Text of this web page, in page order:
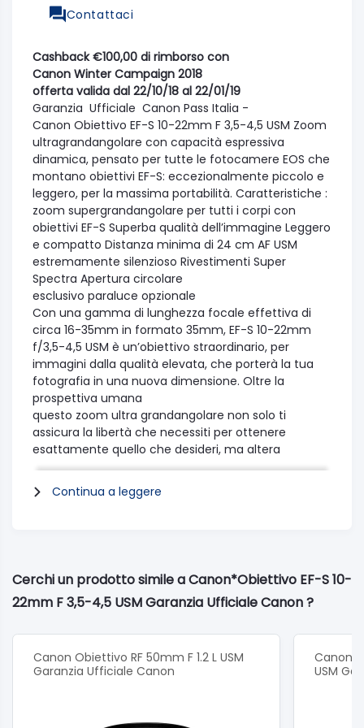
Contattaci
Cashback €100,00 di rimborso con
Canon Winter Campaign 2018
offerta valida dal 22/10/18 al 22/01/19
Garanzia Ufficiale Canon Pass Italia -
Canon Obiettivo EF-S 10-22mm F 3,5-4,5 USM Zoom
ultragrandangolare con capacità espressiva
dinamica, pensato per tutte le fotocamere EOS che
montano obiettivi EF-S: eccezionalmente piccolo e
leggero, per la massima portabilità. Caratteristiche :
zoom supergrandangolare per tutti i corpi con
obiettivi EF-S Superba qualità dell’immagine Leggero
e compatto Distanza minima di 24 cm AF USM
estremamente silenzioso Rivestimenti Super
Spectra Apertura circolare
esclusivo paraluce opzionale
Con una gamma di lunghezza focale effettiva di
circa 16-35mm in formato 35mm, EF-S 10-22mm
f/3,5-4,5 USM è un’obiettivo straordinario, per
immagini dalla qualità elevata, che porterà la tua
fotografia in una nuova dimensione. Oltre la
prospettiva umana
questo zoom ultra grandangolare non solo ti
assicura la libertà che necessiti per ottenere
esattamente quello che desideri, ma altera
drasticamente la prospettiva per un’espressività
veramente dinamica.
L’obiettivo ti permette d’essere vicinissimo ai
senso della presenza o per creare un particolare
effetto di messa a fuoco di ogni elemento
Eccezionalmente leggero e compatto per la sua
gamma di lunghezze focali, EF-S 10-22mm f/3,5-4,5
USM vanta anche una distanza minima di messa a
fotocamere, per una messa a fuoco e un tracking
Continua a leggere
Cerchi un prodotto simile a Canon*Obiettivo EF-S 10-
22mm F 3,5-4,5 USM Garanzia Ufficiale Canon ?
Canon Obiettivo RF 50mm F 1.2 L USM
Garanzia Ufficiale Canon
Canon
USM